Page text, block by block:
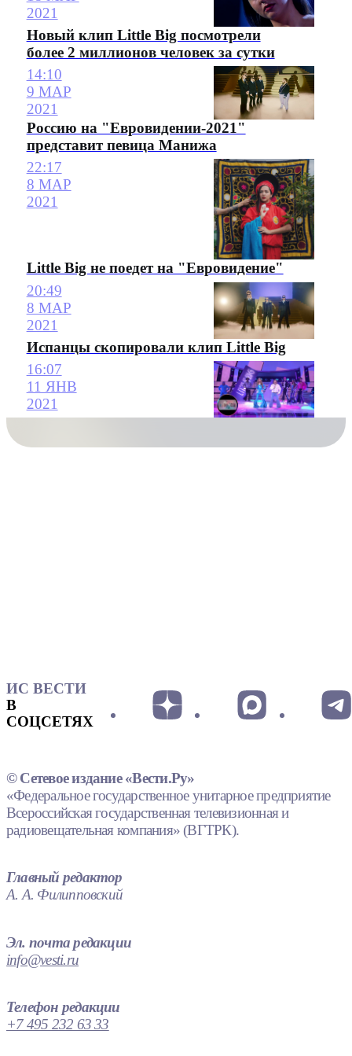
2021
Новый клип Little Big посмотрели
более 2 миллионов человек за сутки
14:10
9 МАР
2021
Россию на "Евровидении-2021"
представит певица Манижа
22:17
8 МАР
2021
Little Big не поедет на "Евровидение"
20:49
8 МАР
2021
Испанцы скопировали клип Little Big
16:07
11 ЯНВ
2021
ИС ВЕСТИ
В
СОЦСЕТЯХ
© Сетевое издание «Вести.Ру»
«Федеральное государственное унитарное предприятие
Всероссийская государственная телевизионная и
радиовещательная компания» (ВГТРК).
Главный редактор
А. А. Филипповский
Эл. почта редакции
info@vesti.ru
Телефон редакции
+7 495 232 63 33